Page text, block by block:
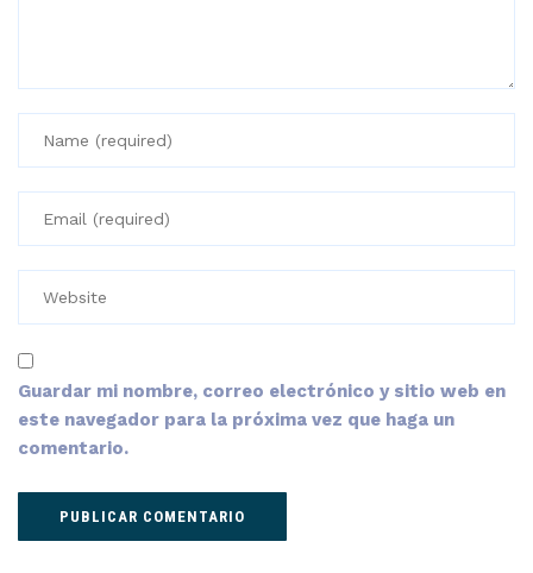
Guardar mi nombre, correo electrónico y sitio web en
este navegador para la próxima vez que haga un
comentario.